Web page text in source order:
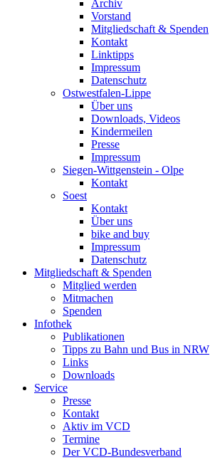
Archiv
Vorstand
Mitgliedschaft & Spenden
Kontakt
Linktipps
Impressum
Datenschutz
Ostwestfalen-Lippe
Über uns
Downloads, Videos
Kindermeilen
Presse
Impressum
Siegen-Wittgenstein - Olpe
Kontakt
Soest
Kontakt
Über uns
bike and buy
Impressum
Datenschutz
Mitgliedschaft & Spenden
Mitglied werden
Mitmachen
Spenden
Infothek
Publikationen
Tipps zu Bahn und Bus in NRW
Links
Downloads
Service
Presse
Kontakt
Aktiv im VCD
Termine
Der VCD-Bundesverband